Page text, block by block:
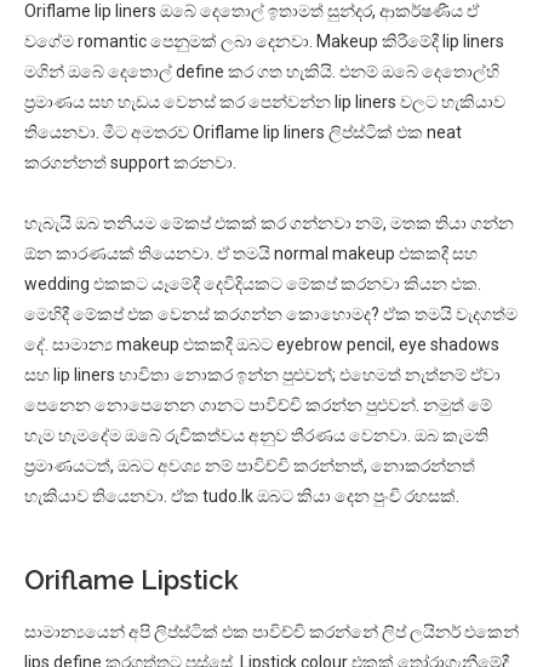
Oriflame lip liners ඔබේ දෙතොල් ඉතාමත් සුන්දර, ආකර්ෂණීය ඒ
වගේම romantic පෙනුමක් ලබා දෙනවා. Makeup කිරීමේදී lip liners
මගින් ඔබේ දෙතොල් define කර ගත හැකියි. එනම් ඔබේ දෙතොල්හි
ප්‍රමාණය සහ හැඩය වෙනස් කර පෙන්වන්න lip liners වලට හැකියාව
තියෙනවා. මීට අමතරව Oriflame lip liners ලිප්ස්ටික් එක neat
කරගන්නත් support කරනවා.
හැබැයි ඔබ තනියම මේකප් එකක් කර ගන්නවා නම්, මතක තියා ගන්න
ඕන කාරණයක් තියෙනවා. ඒ තමයි normal makeup එකකදී සහ
wedding එකකට යෑමේදී දෙවිදියකට මේකප් කරනවා කියන එක.
මෙහිදී මේකප් එක වෙනස් කරගන්න කොහොමද? ඒක තමයි වැදගත්ම
දේ. සාමාන්‍ය makeup එකකදී ඔබට eyebrow pencil, eye shadows
සහ lip liners භාවිතා නොකර ඉන්න පුළුවන්; එහෙමත් නැත්නම් ඒවා
පෙනෙන නොපෙනෙන ගානට පාවිච්චි කරන්න පුළුවන්. නමුත් මේ
හැම හැමදේම ඔබේ රුචිකත්වය අනුව තීරණය වෙනවා. ඔබ කැමති
ප්‍රමාණයටත්, ඔබට අවශ්‍ය නම් පාවිච්චි කරන්නත්, නොකරන්නත්
හැකියාව තියෙනවා. ඒක tudo.lk ඔබට කියා දෙන පුංචි රහසක්.
Oriflame Lipstick
සාමාන්‍යයෙන් අපි ලිප්ස්ටික් එක පාවිච්චි කරන්නේ ලිප් ලයිනර් එකෙන්
lips define කරගත්තට පස්සේ. Lipstick colour එකක් තෝරාගැනීමේදී